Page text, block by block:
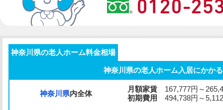
神奈川県の老人ホーム料金相場
神奈川県の老人ホーム入居にかか
神奈川県内全体
月額家賃 167,777円～
初期費用
494,738円～